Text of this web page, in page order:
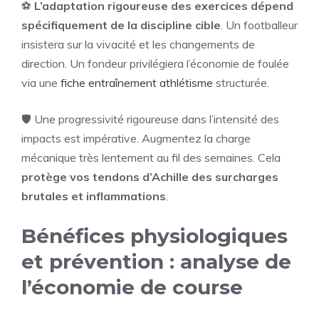
⚽ L’adaptation rigoureuse des exercices dépend
spécifiquement de la discipline cible. Un footballeur
insistera sur la vivacité et les changements de
direction. Un fondeur privilégiera l’économie de foulée
via une fiche entraînement athlétisme structurée.
🛡️ Une progressivité rigoureuse dans l’intensité des
impacts est impérative. Augmentez la charge
mécanique très lentement au fil des semaines. Cela
protège vos tendons d’Achille des surcharges
brutales et inflammations.
Bénéfices physiologiques
et prévention : analyse de
l’économie de course